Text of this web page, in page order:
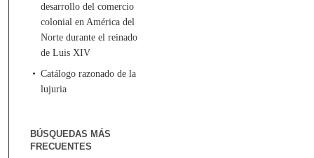
desarrollo del comercio
colonial en América del
Norte durante el reinado
de Luis XIV
Catálogo razonado de la
lujuria
BÚSQUEDAS MÁS
FRECUENTES